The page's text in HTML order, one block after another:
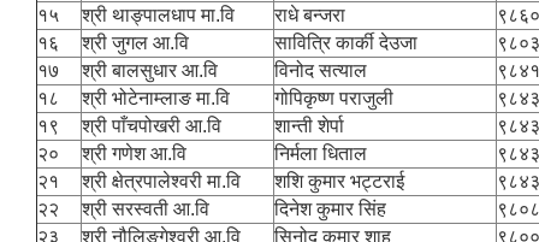
१५
श्री थाङ्पालधाप मा.वि राधे बन्जरा
१६
श्री जुगल आ.वि सावित्रि कार्की देउजा
१७
श्री बालसुधार आ.वि विनोद सत्याल
१८
श्री भोटेनाम्लाङ मा.वि गोपिकृष्ण पराजुली
१९
श्री पाँचपोखरी आ.वि शान्ती शेर्पा
२०
श्री गणेश आ.वि निर्मला धिताल
२१
श्री क्षेत्रपालेश्वरी मा.वि शशि कुमार भट्टराई
२२
श्री सरस्वती आ.वि दिनेश कुमार सिंह
२३
श्री नौलिङ्गेश्वरी आ.वि सिनोद कुमार शाह